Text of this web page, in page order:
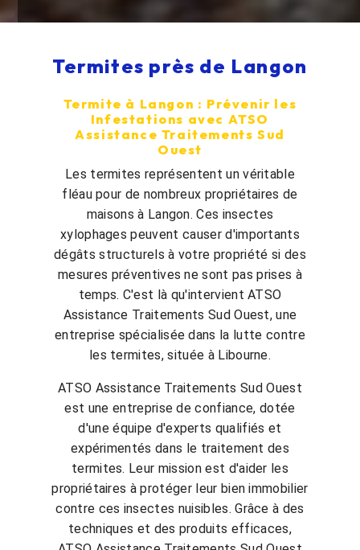
Termites près de Langon
Termite à Langon : Prévenir les
Infestations avec ATSO
Assistance Traitements Sud
Ouest
Les termites représentent un véritable
fléau pour de nombreux propriétaires de
maisons à Langon. Ces insectes
xylophages peuvent causer d'importants
dégâts structurels à votre propriété si des
mesures préventives ne sont pas prises à
temps. C'est là qu'intervient ATSO
Assistance Traitements Sud Ouest, une
entreprise spécialisée dans la lutte contre
les termites, située à Libourne.
ATSO Assistance Traitements Sud Ouest
est une entreprise de confiance, dotée
d'une équipe d'experts qualifiés et
expérimentés dans le traitement des
termites. Leur mission est d'aider les
propriétaires à protéger leur bien immobilier
contre ces insectes nuisibles. Grâce à des
techniques et des produits efficaces,